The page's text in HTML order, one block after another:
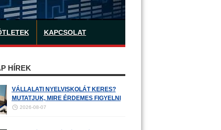
KAPCSOLAT
HÍREK
VÁLLALATI NYELVISKOLÁT KERES?
MUTATJUK, MIRE ÉRDEMES FIGYELNI
2026-08-07